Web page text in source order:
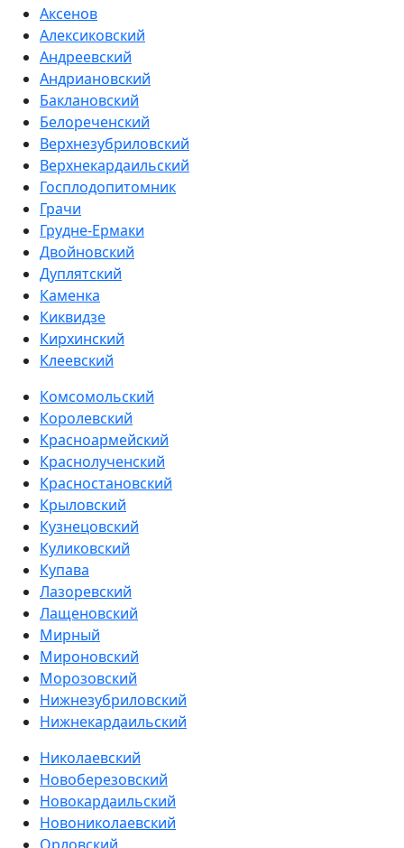
Аксенов
Алексиковский
Андреевский
Андриановский
Баклановский
Белореченский
Верхнезубриловский
Верхнекардаильский
Госплодопитомник
Грачи
Грудне-Ермаки
Двойновский
Дуплятский
Каменка
Киквидзе
Кирхинский
Клеевский
Комсомольский
Королевский
Красноармейский
Краснолученский
Красностановский
Крыловский
Кузнецовский
Куликовский
Купава
Лазоревский
Лащеновский
Мирный
Мироновский
Морозовский
Нижнезубриловский
Нижнекардаильский
Николаевский
Новоберезовский
Новокардаильский
Новониколаевский